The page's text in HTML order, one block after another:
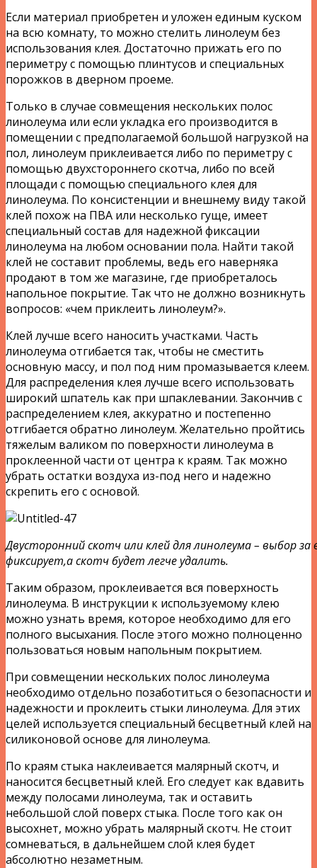
Если материал приобретен и уложен единым куском
на всю комнату, то можно стелить линолеум без
использования клея. Достаточно прижать его по
периметру с помощью плинтусов и специальных
порожков в дверном проеме.
Только в случае совмещения нескольких полос
линолеума или если укладка его производится в
помещении с предполагаемой большой нагрузкой на
пол, линолеум приклеивается либо по периметру с
помощью двухстороннего скотча, либо по всей
площади с помощью специального клея для
линолеума. По консистенции и внешнему виду такой
клей похож на ПВА или несколько гуще, имеет
специальный состав для надежной фиксации
линолеума на любом основании пола. Найти такой
клей не составит проблемы, ведь его наверняка
продают в том же магазине, где приобреталось
напольное покрытие. Так что не должно возникнуть
вопросов: «чем приклеить линолеум?».
Клей лучше всего наносить участками. Часть
линолеума отгибается так, чтобы не сместить
основную массу, и пол под ним промазывается клеем.
Для распределения клея лучше всего использовать
широкий шпатель как при шпаклевании. Закончив с
распределением клея, аккуратно и постепенно
отгибается обратно линолеум. Желательно пройтись
тяжелым валиком по поверхности линолеума в
проклеенной части от центра к краям. Так можно
убрать остатки воздуха из-под него и надежно
скрепить его с основой.
Двусторонний скотч или клей для линолеума – выбор
фиксирует,а скотч будет легче удалить.
Таким образом, проклеивается вся поверхность
линолеума. В инструкции к используемому клею
можно узнать время, которое необходимо для его
полного высыхания. После этого можно полноценно
пользоваться новым напольным покрытием.
При совмещении нескольких полос линолеума
необходимо отдельно позаботиться о безопасности и
надежности и проклеить стыки линолеума. Для этих
целей используется специальный бесцветный клей на
силиконовой основе для линолеума.
По краям стыка наклеивается малярный скотч, и
наносится бесцветный клей. Его следует как вдавить
между полосами линолеума, так и оставить
небольшой слой поверх стыка. После того как он
высохнет, можно убрать малярный скотч. Не стоит
сомневаться, в дальнейшем слой клея будет
абсолютно незаметным.